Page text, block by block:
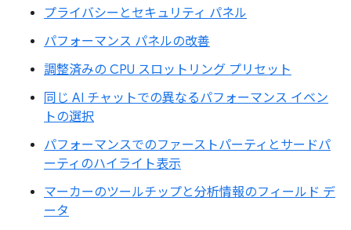
プライバシーとセキュリティ パネル
パフォーマンス パネルの改善
調整済みの CPU スロットリング プリセット
同じ AI チャットでの異なるパフォーマンス イベン
トの選択
パフォーマンスでのファーストパーティとサードパ
ーティのハイライト表示
マーカーのツールチップと分析情報のフィールド デ
ータ